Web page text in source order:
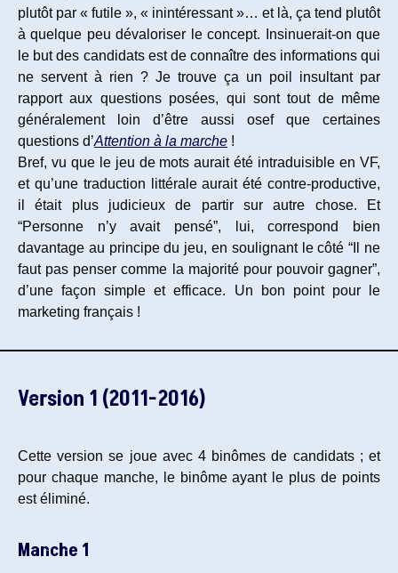
plutôt par « futile », « inintéressant »… et là, ça tend plutôt
à quelque peu dévaloriser le concept. Insinuerait-on que
le but des candidats est de connaître des informations qui
ne servent à rien ? Je trouve ça un poil insultant par
rapport aux questions posées, qui sont tout de même
généralement loin d’être aussi osef que certaines
questions d’Attention à la marche !
Bref, vu que le jeu de mots aurait été intraduisible en VF,
et qu’une traduction littérale aurait été contre-productive,
il était plus judicieux de partir sur autre chose. Et
“Personne n’y avait pensé”, lui, correspond bien
davantage au principe du jeu, en soulignant le côté “Il ne
faut pas penser comme la majorité pour pouvoir gagner”,
d’une façon simple et efficace. Un bon point pour le
marketing français !
Version 1 (2011-2016)
Cette version se joue avec 4 binômes de candidats ; et
pour chaque manche, le binôme ayant le plus de points
est éliminé.
Manche 1